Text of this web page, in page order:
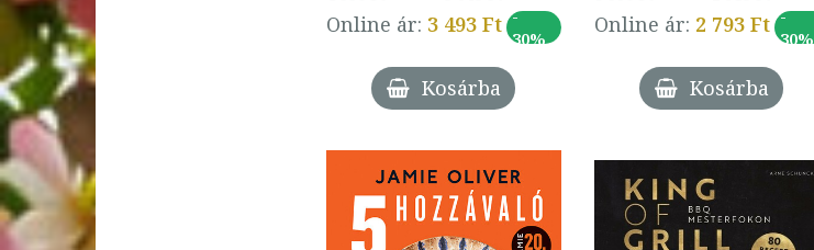
Online ár: 3 493 Ft -
30%
Kosárba
Online ár: 2 793 Ft -
30%
Kosárba